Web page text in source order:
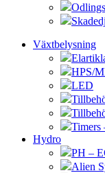
Växtbelysning
HPS/
LED
Timers
Hydro
PH –
Alien